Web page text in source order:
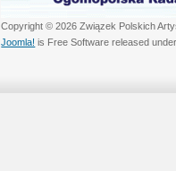
Copyright © 2026 Związek Polskich
Joomla! is Free Software released